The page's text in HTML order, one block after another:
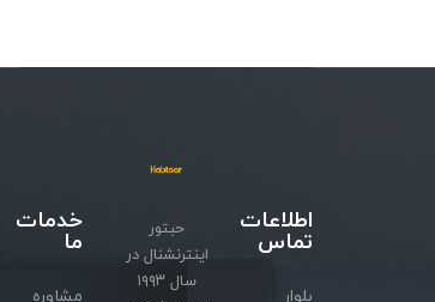
اطلاعات
تماس
بلوار
حبتور
اینترنشنال در
سال ۱۹۹۳
خدمات
ما
مشاوره